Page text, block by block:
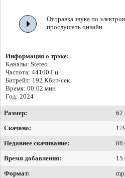
Отправка звука по
прослушать онлайн
Информация о трэке:
Каналы: Stereo
Частота: 44100 Гц
Битрейт: 192 Кбит/сек.
Время: 00:02 мин
Год: 2024
Размер:
Скачано:
Недавнее скачивание:
Время добавления:
Формат: